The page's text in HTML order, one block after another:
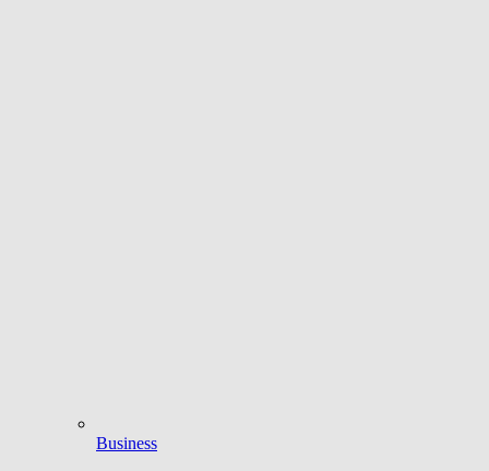
Business